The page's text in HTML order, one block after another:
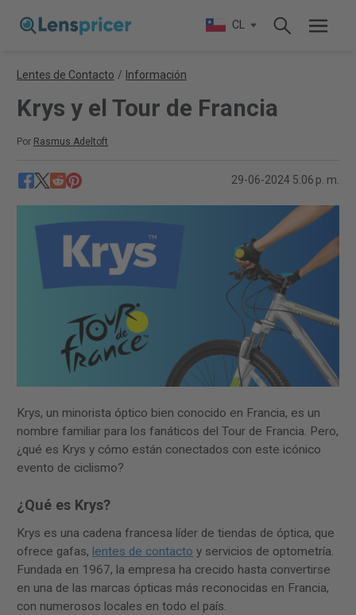
CL
Lentes de Contacto / Información
Krys y el Tour de Francia
Por Rasmus Adeltoft
29-06-2024 5:06 p. m.
Krys, un minorista óptico bien conocido en Francia, es un
nombre familiar para los fanáticos del Tour de Francia. Pero,
¿qué es Krys y cómo están conectados con este icónico
evento de ciclismo?
¿Qué es Krys?
Krys es una cadena francesa líder de tiendas de óptica, que
ofrece gafas, lentes de contacto y servicios de optometría.
Fundada en 1967, la empresa ha crecido hasta convertirse
en una de las marcas ópticas más reconocidas en Francia,
con numerosos locales en todo el país.